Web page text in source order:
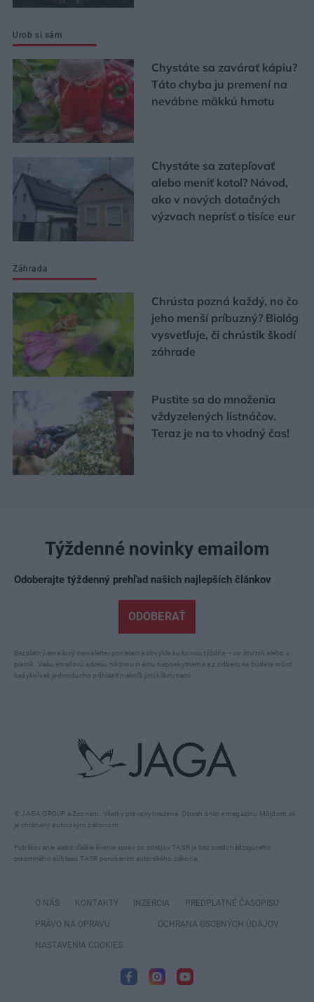
Urob si sám
Chystáte sa zavárať kápiu?
Táto chyba ju premení na
nevábne mäkkú hmotu
Chystáte sa zatepľovať
alebo meniť kotol? Návod,
ako v nových dotačných
výzvach neprísť o tisíce eur
Záhrada
Chrústa pozná každý, no čo
jeho menší príbuzný? Biológ
vysvetľuje, či chrústik škodí
záhrade
Pustite sa do množenia
vždyzelených listnáčov.
Teraz je na to vhodný čas!
© JAGA GROUP a Zoznam. Všetky práva vyhradené. Obsah online magazínu Môjdom.sk
je chránený autorským zákonom.
Publikovanie alebo ďalšie šírenie správ zo zdrojov TASR je bez predchádzajúceho
písomného súhlasu TASR porušením autorského zákona.
Týždenné novinky emailom
Odoberajte týždenný prehľad našich najlepších článkov
ODOBERAŤ
Bezplatný emailový newsletter posielame obvykle ku koncu týždňa – vo štvrtok alebo v
piatok. Vašu emailovú adresu nikomu inému neposkytneme a z odberu sa budete môcť
kedykoľvek jednoducho odhlásiť niekoľkými kliknutiami.
O NÁS KONTAKTY INZERCIA PREDPLATNÉ ČASOPISU
PRÁVO NA OPRAVU OCHRANA OSOBNÝCH ÚDAJOV
NASTAVENIA COOKIES